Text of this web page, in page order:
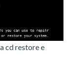
cd restore e